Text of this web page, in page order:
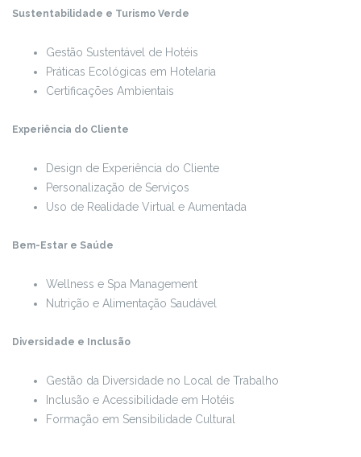
Sustentabilidade e Turismo Verde
Gestão Sustentável de Hotéis
Práticas Ecológicas em Hotelaria
Certificações Ambientais
Experiência do Cliente
Design de Experiência do Cliente
Personalização de Serviços
Uso de Realidade Virtual e Aumentada
Bem-Estar e Saúde
Wellness e Spa Management
Nutrição e Alimentação Saudável
Diversidade e Inclusão
Gestão da Diversidade no Local de Trabalho
Inclusão e Acessibilidade em Hotéis
Formação em Sensibilidade Cultural